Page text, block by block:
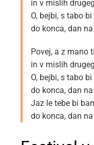
in v mislih
O, bejbi, s tabo
do konca, dan
Povej, a z mano
in v mislih
O, bejbi, s tabo
do konca, dan
Jaz le tebe bi
do konca, dan